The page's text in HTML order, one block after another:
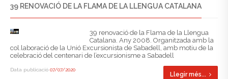
39 RENOVACIÓ DE LA FLAMA DE LA LLENGUA CATALANA
39 renovació de la Flama de la Llengua
Catalana. Any 2008. Organitzada amb la
col.laboració de la Unió Excursionista de Sabadell, amb motiu de la
celebració del centenari de l’excursionisme a Sabadell
Data publicació 07/07/2020
Llegir més...